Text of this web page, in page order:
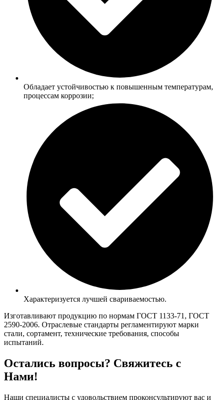
Обладает устойчивостью к повышенным температурам,
процессам коррозии;
Характеризуется лучшей свариваемостью.
Изготавливают продукцию по нормам ГОСТ 1133-71, ГОСТ
2590-2006. Отраслевые стандарты регламентируют марки
стали, сортамент, технические требования, способы
испытаний.
Остались вопросы? Свяжитесь с
Нами!
Наши специалисты с удовольствием проконсультируют вас и